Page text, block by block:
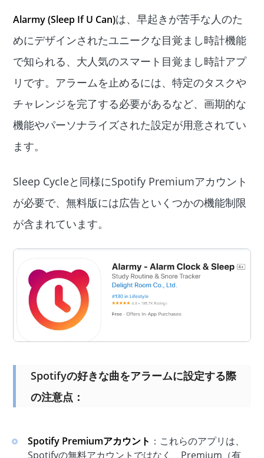
Alarmy (Sleep If U Can)は、早起きが苦手な人のた
めにデザインされたユニークな目覚まし時計機能
で知られる、大人気のスマート目覚まし時計アプ
リです。アラームを止めるには、特定のタスクや
チャレンジを完了する必要があるなど、画期的な
機能やパーソナライズされた設定が用意されてい
ます。
Sleep Cycleと同様にSpotify Premiumアカウント
が必要で、無料版には広告といくつかの機能制限
が含まれています。
Spotifyの好きな曲をアラームに設定する際
の注意点：
Spotify Premiumアカウント ：これらのアプリは、
Spotifyの無料アカウントではなく、Premium（有